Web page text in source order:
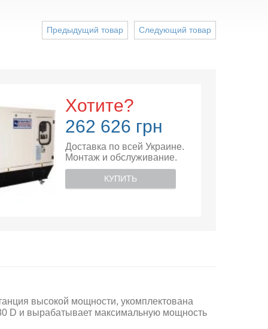
Следующий товар
Предыдущий товар
Хотите?
262 626 грн
Доставка по всей Украине.
Монтаж и обслуживание.
КУПИТЬ
высокой мощности, укомплектована
D и вырабатывает максимальную мощность